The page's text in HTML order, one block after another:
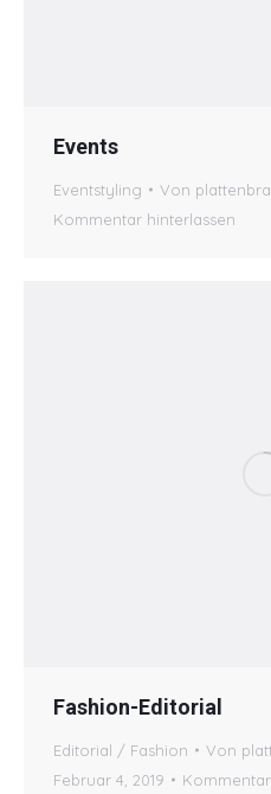
Events
Eventstyling Von
Kommentar hinterlassen
Fashion-Editorial
Editorial / Fashion Von
Februar 4, 2019